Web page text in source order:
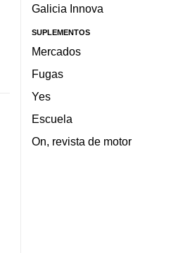
Galicia Innova
SUPLEMENTOS
Mercados
Fugas
Yes
Escuela
On, revista de motor